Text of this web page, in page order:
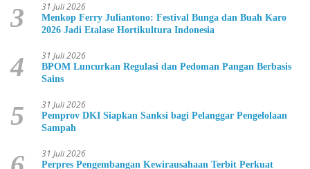
3 31 Juli 2026
Menkop Ferry Juliantono: Festival Bunga dan Buah Karo
2026 Jadi Etalase Hortikultura Indonesia
4 31 Juli 2026
BPOM Luncurkan Regulasi dan Pedoman Pangan Berbasis
Sains
5 31 Juli 2026
Pemprov DKI Siapkan Sanksi bagi Pelanggar Pengelolaan
Sampah
31 Juli 2026
Perpres Pengembangan Kewirausahaan Terbit Perkuat